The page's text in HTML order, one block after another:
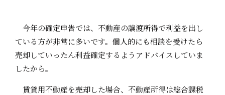
今年の確定申告では、不動産の譲渡所得で利益を出し
ている方が非常に多いです。個人的にも相談を受けたら
売却していったん利益確定するようアドバイスしていま
したから。
賃貸用不動産を売却した場合、不動産所得は総合課税